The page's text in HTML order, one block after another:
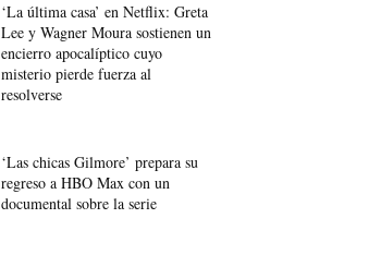
‘La última casa’ en Netflix: Greta
Lee y Wagner Moura sostienen un
encierro apocalíptico cuyo
misterio pierde fuerza al
resolverse
‘Las chicas Gilmore’ prepara su
regreso a HBO Max con un
documental sobre la serie